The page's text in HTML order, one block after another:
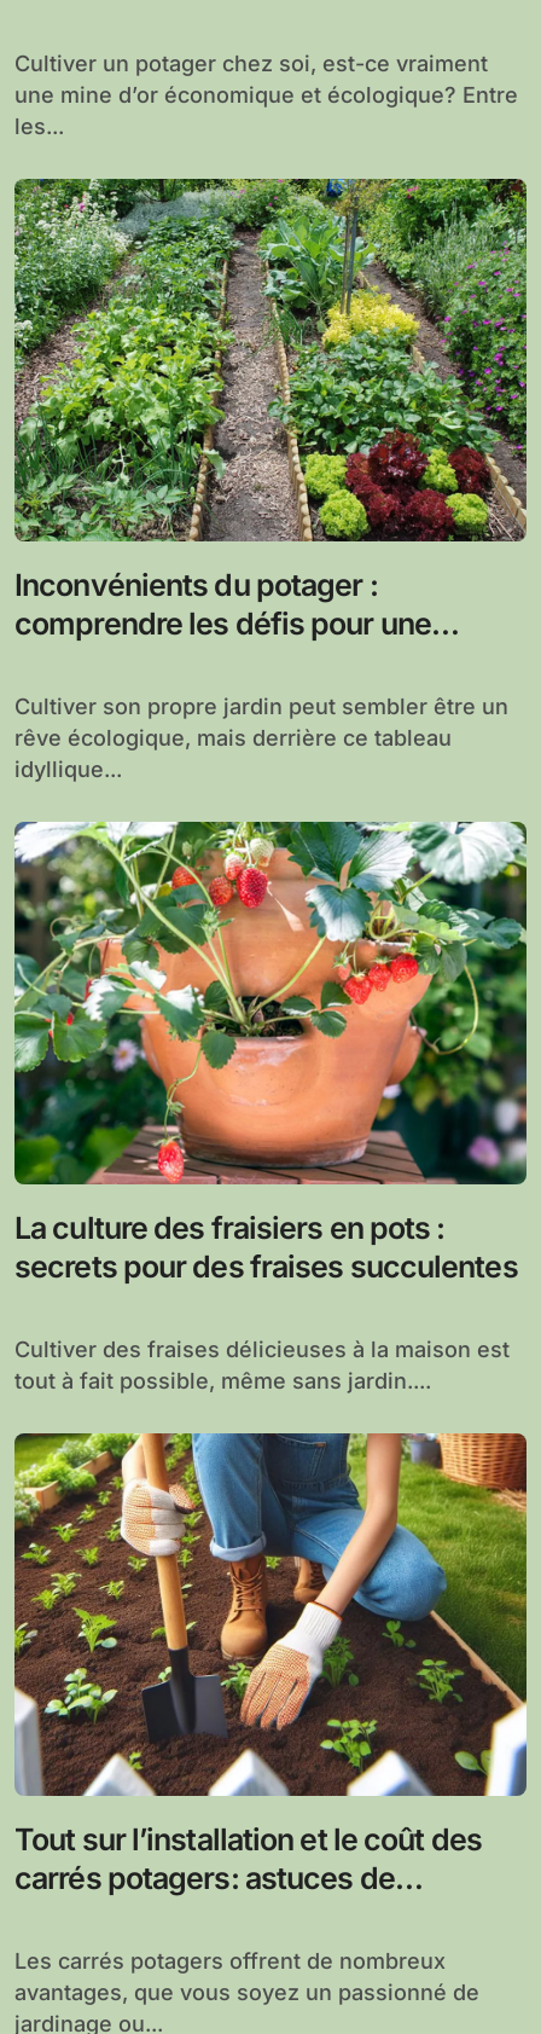
Cultiver un potager chez soi, est-ce vraiment
une mine d’or économique et écologique? Entre
les...
Inconvénients du potager :
comprendre les défis pour une
Cultiver son propre jardin peut sembler être un
rêve écologique, mais derrière ce tableau
idyllique...
La culture des fraisiers en pots :
secrets pour des fraises succulentes
Cultiver des fraises délicieuses à la maison est
tout à fait possible, même sans jardin....
Tout sur l’installation et le coût des
carrés potagers: astuces de
Les carrés potagers offrent de nombreux
avantages, que vous soyez un passionné de
jardinage ou...